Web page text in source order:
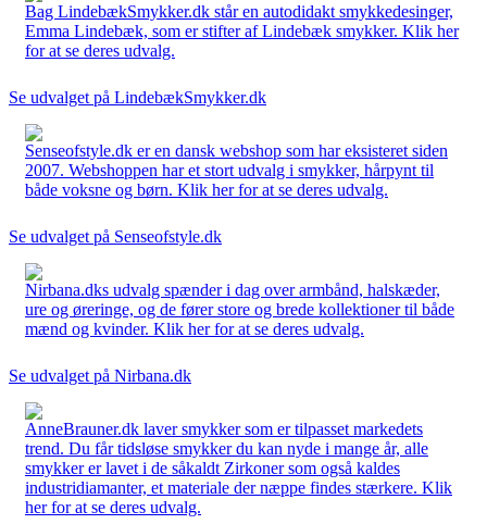
Bag LindebækSmykker.dk står en autodidakt smykkedesinger,
Emma Lindebæk, som er stifter af Lindebæk smykker. Klik her
for at se deres udvalg.
Se udvalget på LindebækSmykker.dk
Senseofstyle.dk er en dansk webshop som har eksisteret siden
2007. Webshoppen har et stort udvalg i smykker, hårpynt til
både voksne og børn. Klik her for at se deres udvalg.
Se udvalget på Senseofstyle.dk
Nirbana.dks udvalg spænder i dag over armbånd, halskæder,
ure og øreringe, og de fører store og brede kollektioner til både
mænd og kvinder. Klik her for at se deres udvalg.
Se udvalget på Nirbana.dk
AnneBrauner.dk laver smykker som er tilpasset markedets
trend. Du får tidsløse smykker du kan nyde i mange år, alle
smykker er lavet i de såkaldt Zirkoner som også kaldes
industridiamanter, et materiale der næppe findes stærkere. Klik
her for at se deres udvalg.